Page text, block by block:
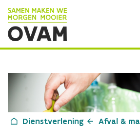
Skip to Main Content
Dienstverlening Afval &